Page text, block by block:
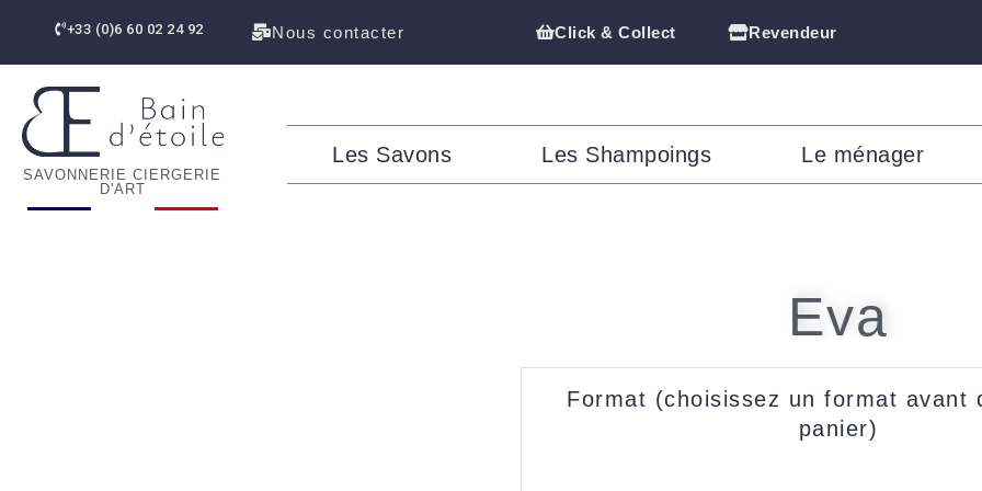
principal +33 (0)6 60 02 24 92 Nous contacter Click & Collect Revendeur
SAVONNERIE CIERGERIE
D'ART
Les Savons Les Shampoings Le ménager
Eva
Format (choisissez un format avant
panier)